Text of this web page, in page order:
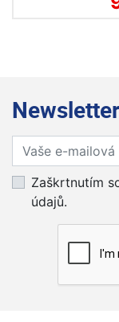
Newsletter
Přihlaste se k
Zaškrtnutím
údajů.